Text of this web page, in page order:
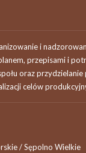
i
przepisami i
oraz
celów
/ Sępolno Wielkie